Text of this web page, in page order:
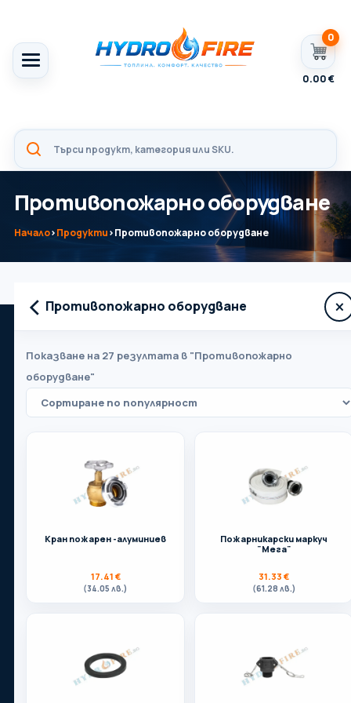
0.00€
0
Противопожарно оборудване
Начало›Продукти›Противопожарно оборудване
‹ Противопожарно оборудване ×
Показване на 27 резултата в "Противопожарно
оборудване"
Кран пожарен -алуминиев
17.41 €
(34.05 лв.)
Пожарникарски маркуч
"Мега"
31.33 €
(61.28 лв.)
Вашият партньор в света на отоплението,
водопроводите, вентилацията и баните.